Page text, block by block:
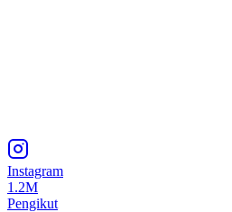
Instagram
1.2M
Pengikut